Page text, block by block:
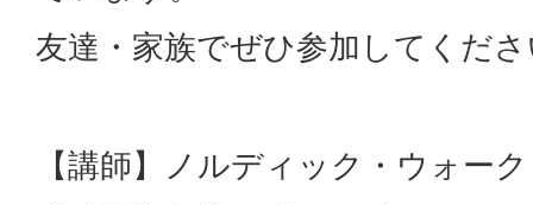
友達・家族でぜひ参加してくだ
【講師】ノルディック・ウォー